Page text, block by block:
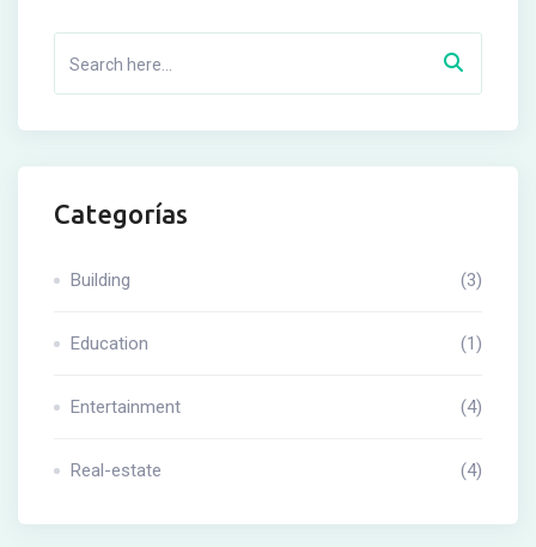
Categorías
Building (3)
Education (1)
Entertainment (4)
Real-estate (4)